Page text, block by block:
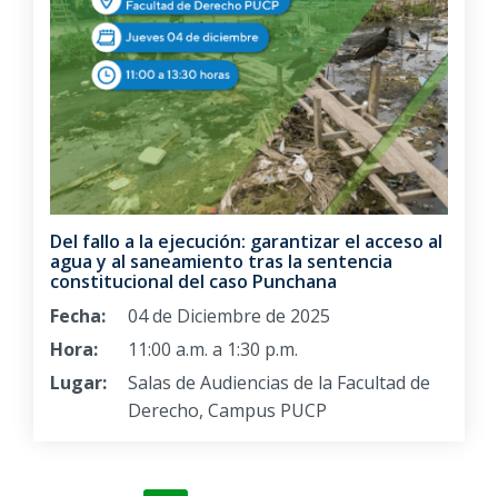
Del fallo a la ejecución: garantizar el acceso al
agua y al saneamiento tras la sentencia
constitucional del caso Punchana
Fecha:
04 de Diciembre de 2025
Hora:
11:00 a.m. a 1:30 p.m.
Lugar:
Salas de Audiencias de la Facultad de
Derecho, Campus PUCP